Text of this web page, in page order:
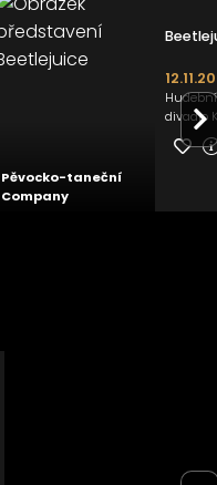
Rebecca
4.6
Pěvocko-taneční
Company
Hudební
divadlo